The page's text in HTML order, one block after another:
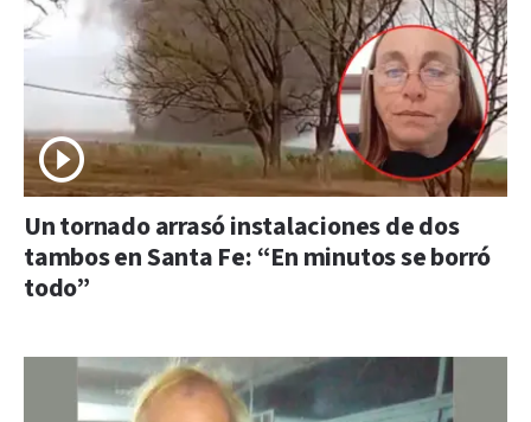
Un tornado arrasó instalaciones de dos
tambos en Santa Fe: “En minutos se borró
todo”